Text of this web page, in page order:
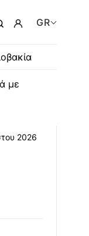
GR
με
2026